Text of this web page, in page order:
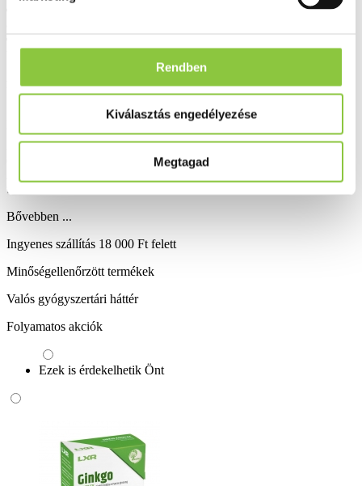
Rendben
Kiválasztás engedélyezése
Megtagad
A készítmény analitikai és tisztasági vizsgálatait egyetemi
támogatásával kerül forgalomba.
Figyelmeztetések:
Ne lépje túl az ajánlott napi mennyiséget! Gyermekek elől elzárva
tárolandó!
Az étrend-kiegészítő nem helyettesíti a vegyes étrendet és az
tárolandó!
Bővebben ...
Ingyenes szállítás 18 000 Ft felett
Minőségellenőrzött termékek
Valós gyógyszertári háttér
Folyamatos akciók
Ezek is érdekelhetik Önt